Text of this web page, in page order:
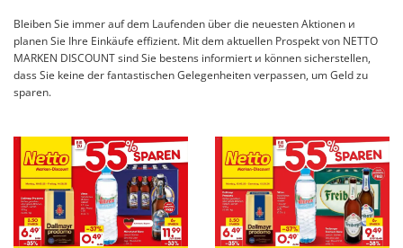
Bleiben Sie immer auf dem Laufenden über die neuesten Aktionen и
planen Sie Ihre Einkäufe effizient. Mit dem aktuellen Prospekt von NETTO
MARKEN DISCOUNT sind Sie bestens informiert и können sicherstellen,
dass Sie keine der fantastischen Gelegenheiten verpassen, um Geld zu
sparen.